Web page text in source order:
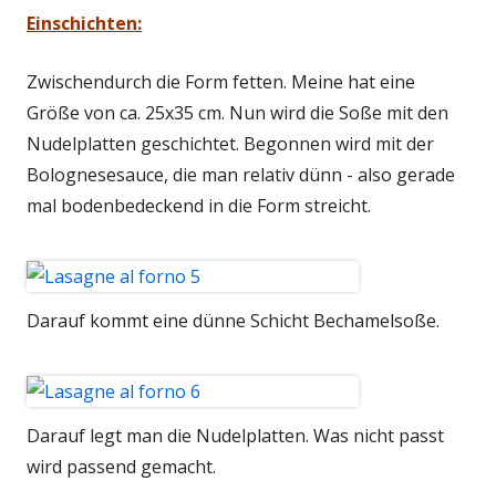
Einschichten:
Zwischendurch die Form fetten. Meine hat eine
Größe von ca. 25x35 cm. Nun wird die Soße mit den
Nudelplatten geschichtet. Begonnen wird mit der
Bolognesesauce, die man relativ dünn - also gerade
mal bodenbedeckend in die Form streicht.
Darauf kommt eine dünne Schicht Bechamelsoße.
Darauf legt man die Nudelplatten. Was nicht passt
wird passend gemacht.